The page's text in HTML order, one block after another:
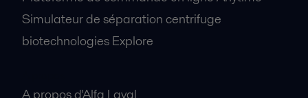
Simulateur de séparation centrifuge
biotechnologies Explore
A propos d'Alfa Laval